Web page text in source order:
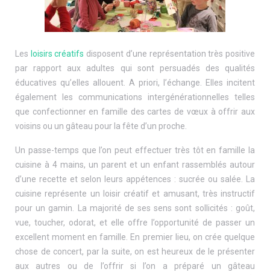
Les loisirs créatifs disposent d’une représentation très positive
par rapport aux adultes qui sont persuadés des qualités
éducatives qu’elles allouent. A priori, l’échange. Elles incitent
également les communications intergénérationnelles telles
que confectionner en famille des cartes de vœux à offrir aux
voisins ou un gâteau pour la fête d’un proche.
Un passe-temps que l’on peut effectuer très tôt en famille la
cuisine à 4 mains, un parent et un enfant rassemblés autour
d’une recette et selon leurs appétences : sucrée ou salée. La
cuisine représente un loisir créatif et amusant, très instructif
pour un gamin. La majorité de ses sens sont sollicités : goût,
vue, toucher, odorat, et elle offre l’opportunité de passer un
excellent moment en famille. En premier lieu, on crée quelque
chose de concert, par la suite, on est heureux de le présenter
aux autres ou de l’offrir si l’on a préparé un gâteau